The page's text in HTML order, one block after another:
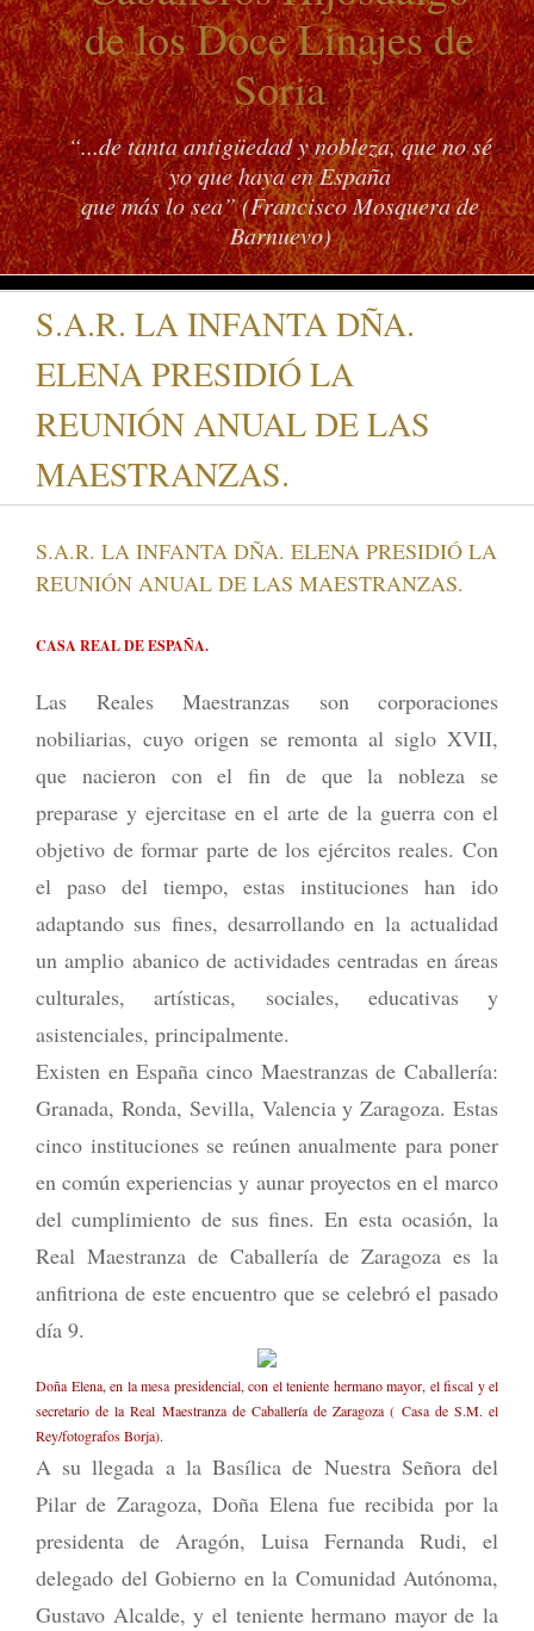
de los Doce Linajes de
Soria
“...de tanta antigüedad y nobleza, que no sé
yo que haya en España
que más lo sea” (Francisco Mosquera de
Barnuevo)
S.A.R. LA INFANTA DÑA.
ELENA PRESIDIÓ LA
REUNIÓN ANUAL DE LAS
MAESTRANZAS.
S.A.R. LA INFANTA DÑA. ELENA PRESIDIÓ LA
REUNIÓN ANUAL DE LAS MAESTRANZAS.
CASA REAL DE ESPAÑA.
Las Reales Maestranzas son corporaciones
nobiliarias, cuyo origen se remonta al siglo XVII,
que nacieron con el fin de que la nobleza se
preparase y ejercitase en el arte de la guerra con el
objetivo de formar parte de los ejércitos reales. Con
el paso del tiempo, estas instituciones han ido
adaptando sus fines, desarrollando en la actualidad
un amplio abanico de actividades centradas en áreas
culturales, artísticas, sociales, educativas y
asistenciales, principalmente.
Existen en España cinco Maestranzas de Caballería:
Granada, Ronda, Sevilla, Valencia y Zaragoza. Estas
cinco instituciones se reúnen anualmente para poner
en común experiencias y aunar proyectos en el marco
del cumplimiento de sus fines. En esta ocasión, la
Real Maestranza de Caballería de Zaragoza es la
anfitriona de este encuentro que se celebró el pasado
día 9.
Doña Elena, en la mesa presidencial, con el teniente hermano mayor, el fiscal y el
secretario de la Real Maestranza de Caballería de Zaragoza ( Casa de S.M. el
Rey/fotografos Borja).
A su llegada a la Basílica de Nuestra Señora del
Pilar de Zaragoza, Doña Elena fue recibida por la
presidenta de Aragón, Luisa Fernanda Rudi, el
delegado del Gobierno en la Comunidad Autónoma,
Gustavo Alcalde, y el teniente hermano mayor de la